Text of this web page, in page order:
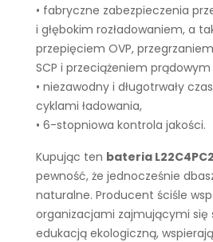
• fabryczne zabezpieczenia
i głębokim rozładowaniem, a
przepięciem OVP,
SCP i przeciążeniem prądowym
• niezawodny i długotrwały
cyklami ładowania,
• 6-stopniowa kontrola jakości.
Kupując ten bateria L22C4PC2
pewność, że jednocześnie
naturalne. Producent ściśle
organizacjami zajmującymi się
edukacją ekologiczną,